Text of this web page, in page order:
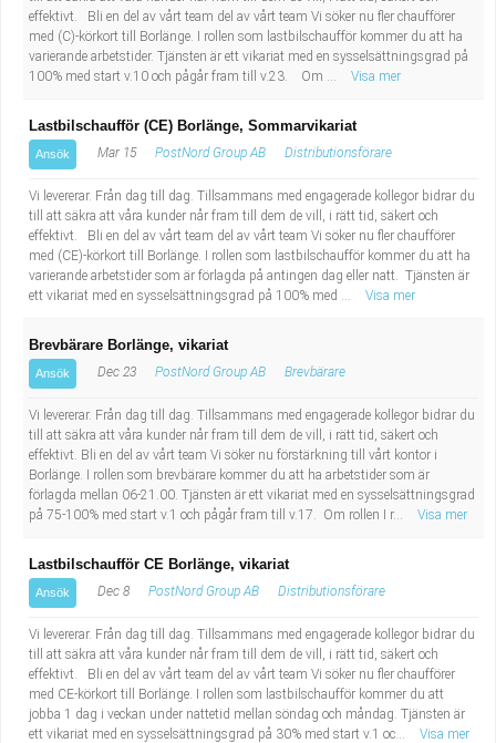
effektivt. Bli en del av vårt team del av vårt team Vi söker nu fler chaufförer
med (C)-körkort till Borlänge. I rollen som lastbilschaufför kommer du att ha
varierande arbetstider. Tjänsten är ett vikariat med en sysselsättningsgrad på
100% med start v.10 och pågår fram till v.23. Om ...
Visa mer
Lastbilschaufför (CE) Borlänge, Sommarvikariat
Ansök Mar 15 PostNord Group AB Distributionsförare
Vi levererar. Från dag till dag. Tillsammans med engagerade kollegor bidrar du
till att säkra att våra kunder når fram till dem de vill, i rätt tid, säkert och
effektivt. Bli en del av vårt team del av vårt team Vi söker nu fler chaufförer
med (CE)-körkort till Borlänge. I rollen som lastbilschaufför kommer du att ha
varierande arbetstider som är förlagda på antingen dag eller natt. Tjänsten är
ett vikariat med en sysselsättningsgrad på 100% med ...
Visa mer
Brevbärare Borlänge, vikariat
Ansök Dec 23 PostNord Group AB Brevbärare
Vi levererar. Från dag till dag. Tillsammans med engagerade kollegor bidrar du
till att säkra att våra kunder når fram till dem de vill, i rätt tid, säkert och
effektivt. Bli en del av vårt team Vi söker nu förstärkning till vårt kontor i
Borlänge. I rollen som brevbärare kommer du att ha arbetstider som är
förlagda mellan 06-21.00. Tjänsten är ett vikariat med en sysselsättningsgrad
på 75-100% med start v.1 och pågår fram till v.17. Om rollen I r...
Visa mer
Lastbilschaufför CE Borlänge, vikariat
Ansök Dec 8 PostNord Group AB Distributionsförare
Vi levererar. Från dag till dag. Tillsammans med engagerade kollegor bidrar du
till att säkra att våra kunder når fram till dem de vill, i rätt tid, säkert och
effektivt. Bli en del av vårt team del av vårt team Vi söker nu fler chaufförer
med CE-körkort till Borlänge. I rollen som lastbilschaufför kommer du att
jobba 1 dag i veckan under nattetid mellan söndag och måndag. Tjänsten är
ett vikariat med en sysselsättningsgrad på 30% med start v.1 oc...
Visa mer